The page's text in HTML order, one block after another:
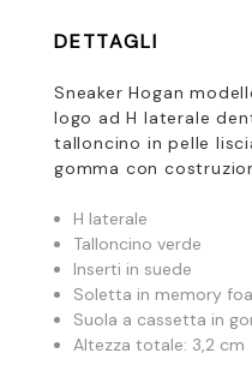
DETTAGLI
Sneaker Hogan
logo ad H laterale
talloncino in pelle
gomma con
H laterale
Talloncino verde
Inserti in suede
Soletta in memory
Suola a cassetta in
Altezza totale: 3,2 cm